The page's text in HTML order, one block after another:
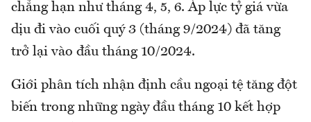
chẳng hạn như tháng 4, 5, 6. Áp lực tỷ giá vừa
dịu đi vào cuối quý 3 (tháng 9/2024) đã tăng
trở lại vào đầu tháng 10/2024.
Giới phân tích nhận định cầu ngoại tệ tăng đột
biến trong những ngày đầu tháng 10 kết hợp